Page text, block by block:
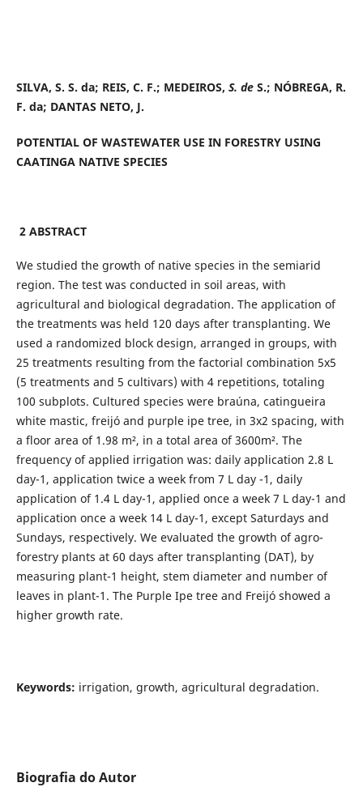
SILVA, S. S. da; REIS, C. F.; MEDEIROS, S. de S.; NÓBREGA, R.
F. da; DANTAS NETO, J.
POTENTIAL OF WASTEWATER USE IN FORESTRY USING
CAATINGA NATIVE SPECIES
2 ABSTRACT
We studied the growth of native species in the semiarid
region. The test was conducted in soil areas, with
agricultural and biological degradation. The application of
the treatments was held 120 days after transplanting. We
used a randomized block design, arranged in groups, with
25 treatments resulting from the factorial combination 5x5
(5 treatments and 5 cultivars) with 4 repetitions, totaling
100 subplots. Cultured species were braúna, catingueira
white mastic, freijó and purple ipe tree, in 3x2 spacing, with
a floor area of 1.98 m², in a total area of 3600m². The
frequency of applied irrigation was: daily application 2.8 L
day-1, application twice a week from 7 L day -1, daily
application of 1.4 L day-1, applied once a week 7 L day-1 and
application once a week 14 L day-1, except Saturdays and
Sundays, respectively. We evaluated the growth of agro-
forestry plants at 60 days after transplanting (DAT), by
measuring plant-1 height, stem diameter and number of
leaves in plant-1. The Purple Ipe tree and Freijó showed a
higher growth rate.
Keywords: irrigation, growth, agricultural degradation.
Biografia do Autor